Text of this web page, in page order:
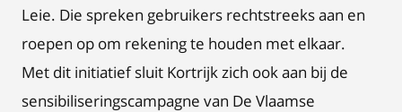
Leie. Die spreken gebruikers rechtstreeks aan en
roepen op om rekening te houden met elkaar.
Met dit initiatief sluit Kortrijk zich ook aan bij de
sensibiliseringscampagne van De Vlaamse